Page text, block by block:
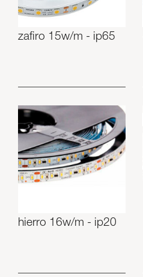
zafiro 15w/m - ip65
hierro 16w/m - ip20